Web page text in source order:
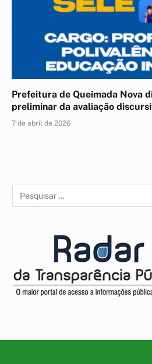
Prefeitura de Queimada Nova
preliminar da avaliação
7 de abril de 2026